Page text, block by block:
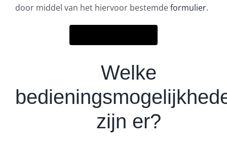
door middel van het hiervoor bestemdeformulier.
Welke
zijn er?